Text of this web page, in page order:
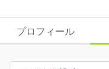
プロフィール